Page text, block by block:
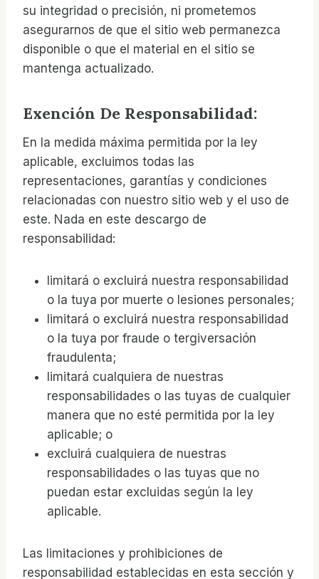
su integridad o precisión, ni prometemos
asegurarnos de que el sitio web permanezca
disponible o que el material en el sitio se
mantenga actualizado.
Exención De Responsabilidad:
En la medida máxima permitida por la ley
aplicable, excluimos todas las
representaciones, garantías y condiciones
relacionadas con nuestro sitio web y el uso de
este. Nada en este descargo de
responsabilidad:
limitará o excluirá nuestra responsabilidad
o la tuya por muerte o lesiones personales;
limitará o excluirá nuestra responsabilidad
o la tuya por fraude o tergiversación
fraudulenta;
limitará cualquiera de nuestras
responsabilidades o las tuyas de cualquier
manera que no esté permitida por la ley
aplicable; o
excluirá cualquiera de nuestras
responsabilidades o las tuyas que no
puedan estar excluidas según la ley
aplicable.
Las limitaciones y prohibiciones de
responsabilidad establecidas en esta sección y